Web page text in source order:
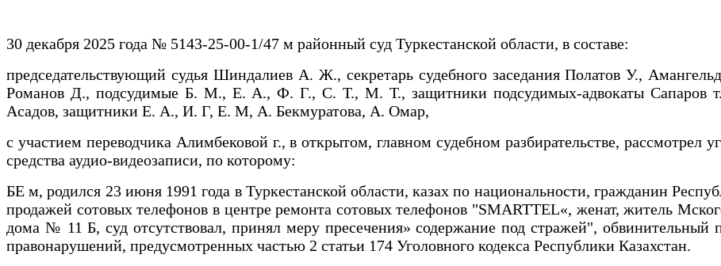
30 декабря 2025 года № 5143-25-00-1/47 м районный суд Туркестанской области, в составе:
председательствующий судья Шиндалиев А. Ж., секретарь судебного заседания Полатов У.,
Романов Д., подсудимые Б. М., Е. А., Ф. Г., С. Т., М. Т., защитники подсудимых-адвокаты Сапаров
Асадов, защитники Е. А., И. Г, Е. М, А. Бекмуратова, А. Омар,
с участием переводчика Алимбековой г., в открытом, главном судебном разбирательстве, рассмотрел
средства аудио-видеозаписи, по которому:
БЕ м, родился 23 июня 1991 года в Туркестанской области, казах по национальности, гражданин
продажей сотовых телефонов в центре ремонта сотовых телефонов "SMARTTEL«, женат, житель
дома № 11 Б, суд отсутствовал, принял меру пресечения» содержание под стражей",
правонарушений, предусмотренных частью 2 статьи 174 Уголовного кодекса Республики Казахстан.